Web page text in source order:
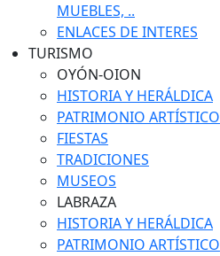
MUEBLES, ..
ENLACES DE INTERES
TURISMO
OYÓN-OION
HISTORIA Y HERÁLDICA
PATRIMONIO ARTÍSTICO
FIESTAS
TRADICIONES
MUSEOS
LABRAZA
HISTORIA Y HERÁLDICA
PATRIMONIO ARTÍSTICO